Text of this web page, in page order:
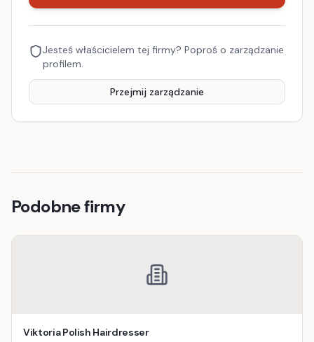
Jesteś właścicielem tej firmy? Poproś o zarządzanie
profilem.
Przejmij zarządzanie
Podobne firmy
Viktoria Polish Hairdresser